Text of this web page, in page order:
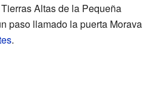
Altas de la Pequeña
paso llamado la puerta Morava
.